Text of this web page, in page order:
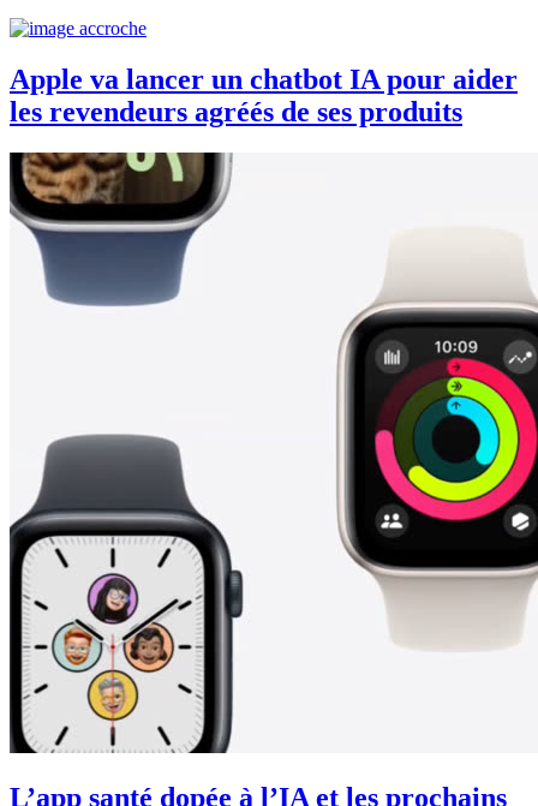
Apple va lancer un chatbot IA pour aider
les revendeurs agréés de ses produits
L’app santé dopée à l’IA et les prochains